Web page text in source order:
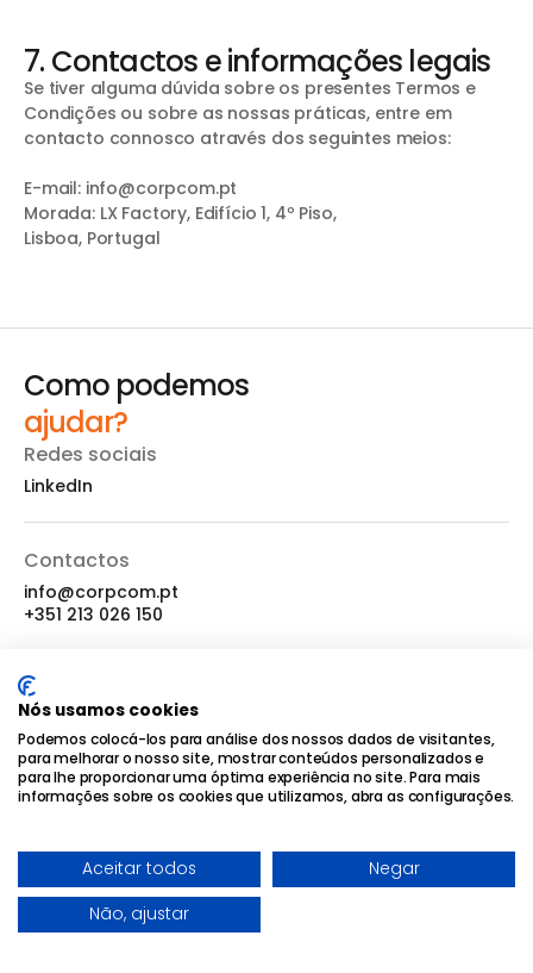
7. Contactos e informações legais
Se tiver alguma dúvida sobre os presentes Termos e
Condições ou sobre as nossas práticas, entre em
contacto connosco através dos seguintes meios:
E-mail: info@corpcom.pt
Morada: LX Factory, Edifício 1, 4º Piso,
Lisboa, Portugal
Como podemos
ajudar?
Redes sociais
LinkedIn
Contactos
info@corpcom.pt
+351 213 026 150
Localização
LX Factory, Edifício I, 4º Piso
Rua Rodrigues de Faria, 103
1300-501 Lisboa, Portugal
© 2026 Corpcom - Todos os Direitos Reservados |Política de
Privacidade|Política de Cookies Termos e Condições
Desenvolvido porWise Pirates
Nós usamos cookies
Podemos colocá-los para análise dos nossos dados de visitantes,
para melhorar o nosso site, mostrar conteúdos personalizados e
para lhe proporcionar uma óptima experiência no site. Para mais
informações sobre os cookies que utilizamos, abra as configurações.
Aceitar todos
Negar
Não, ajustar